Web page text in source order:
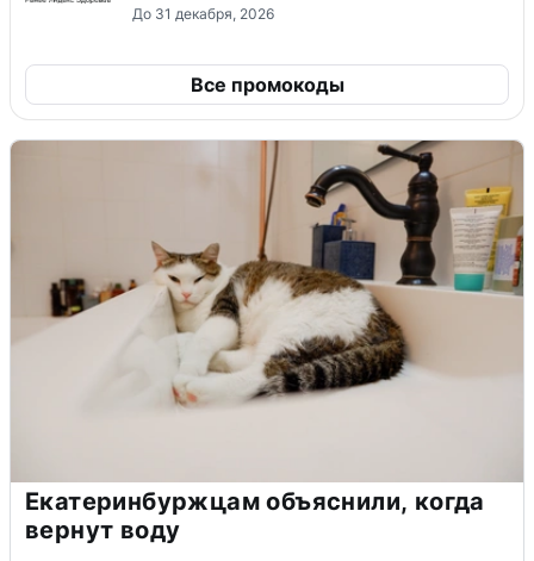
До 31 декабря, 2026
Все промокоды
Екатеринбуржцам объяснили, когда
вернут воду